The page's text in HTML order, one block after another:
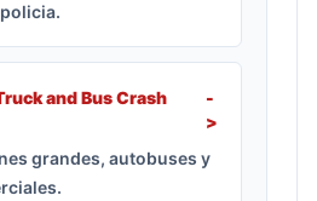
and Bus Crash
-
>
grandes, autobuses y